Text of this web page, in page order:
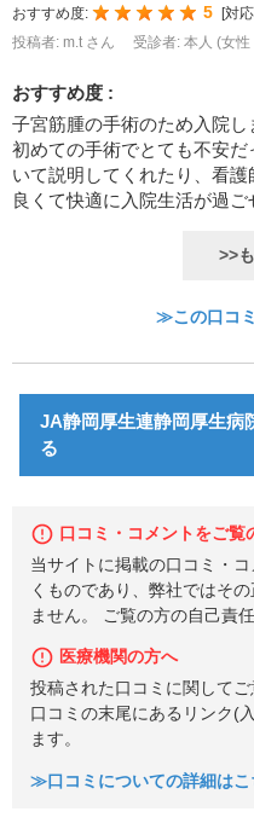
おすすめ度: 5 [対
投稿者: m.t さん
受診者: 本人 (女
おすすめ度 :
子宮筋腫の手術のため入院し
初めての手術でとても不安
いて説明してくれたり、看
良くて快適に入院生活が過ご
>>
≫この口コ
JA静岡厚生連静岡厚生病
る
口コミ・コメントをご覧
当サイトに掲載の口コミ・
くものであり、弊社ではそ
ません。 ご覧の方の自己責
医療機関の方へ
投稿された口コミに関して
口コミの末尾にあるリンク(
ます。
≫口コミについての詳細はこ